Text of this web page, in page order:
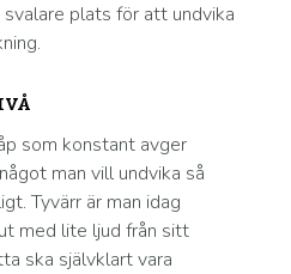
plats för att undvika
som konstant avger
man vill undvika så
Tyvärr är man idag
med lite ljud från sitt
ska självklart vara